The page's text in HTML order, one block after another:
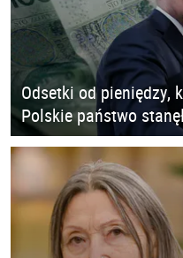
Odsetki od pieniędzy,
Polskie państwo